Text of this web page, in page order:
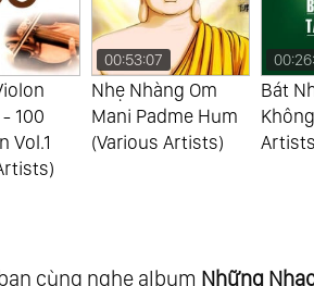
100
Vol.1
00:53:07
Nhẹ Nhàng Om
Mani Padme Hum
(Various Artists)
Bát
cùng nghe album Những